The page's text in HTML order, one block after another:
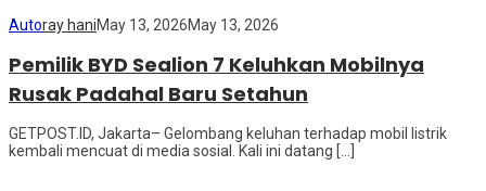
Autoray haniMay 13, 2026May 13, 2026
Pemilik BYD Sealion 7 Keluhkan Mobilnya
Rusak Padahal Baru Setahun
GETPOST.ID, Jakarta– Gelombang keluhan terhadap mobil listrik
kembali mencuat di media sosial. Kali ini datang […]